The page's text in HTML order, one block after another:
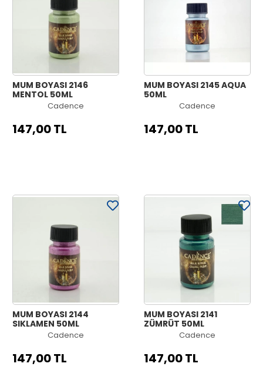
MUM BOYASI 2146
MENTOL 50ML
Cadence
147,00 TL
MUM BOYASI 2145 AQUA
50ML
Cadence
147,00 TL
MUM BOYASI 2144
SIKLAMEN 50ML
Cadence
147,00 TL
MUM BOYASI 2141
ZÜMRÜT 50ML
Cadence
147,00 TL